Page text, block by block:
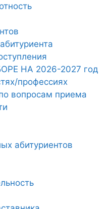
НА 2026-2027 год
профессиях
вопросам приема
абитуриентов